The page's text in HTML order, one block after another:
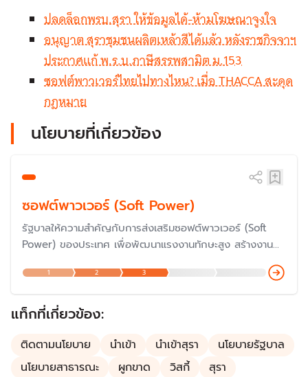
ปลดล็อกพรบ.สุรา ให้ข้อมูลได้-ห้ามโฆษณาจูงใจ
อนุญาต สุราชุมชนผลิตเหล้าสีได้แล้ว หลังราชกิจจาฯ
ประกาศแก้ พ.ร.บ.ภาษีสรรพสามิต ม.153
ซอฟต์พาวเวอร์ไทยไปทางไหน? เมื่อ THACCA สะดุด
กฎหมาย
นโยบายที่เกี่ยวข้อง
ซอฟต์พาวเวอร์ (Soft Power)
รัฐบาลให้ความสำคัญกับการส่งเสริมซอฟต์พาวเวอร์ (Soft
Power) ของประเทศ เพื่อพัฒนาแรงงานทักษะสูง สร้างงาน
และรายได้ ขยายอุตสาหกรรมเป้าหมาย ส่งเสริมการส่งออก และ
ผลักดันประเทศไทยให้เป็นประเทศชั้นนำของโลกด้านซอฟต์พาว
เวอร์
1 2 3
แท็กที่เกี่ยวข้อง:
ติดตามนโยบาย นำเข้า นำเข้าสุรา
นโยบายรัฐบาล
นโยบายสาธารณะ
ผูกขาด วิสกี้
สุรา